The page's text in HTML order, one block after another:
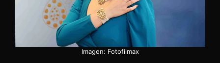
Imagen: Fotofilmax